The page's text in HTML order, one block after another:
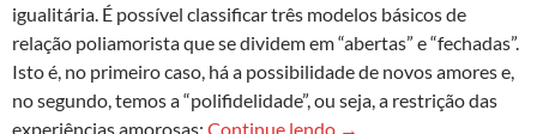
igualitária. É possível classificar três modelos básicos de
relação poliamorista que se dividem em “abertas” e “fechadas”.
Isto é, no primeiro caso, há a possibilidade de novos amores e,
no segundo, temos a “polifidelidade”, ou seja, a restrição das
experiências amorosas: Continue lendo Algumas
→